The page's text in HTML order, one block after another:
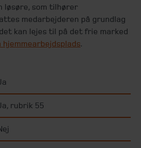
løsøre, som tilhører
medarbejderen på grundlag
kan lejes til på det frie marked
.
rubrik 55